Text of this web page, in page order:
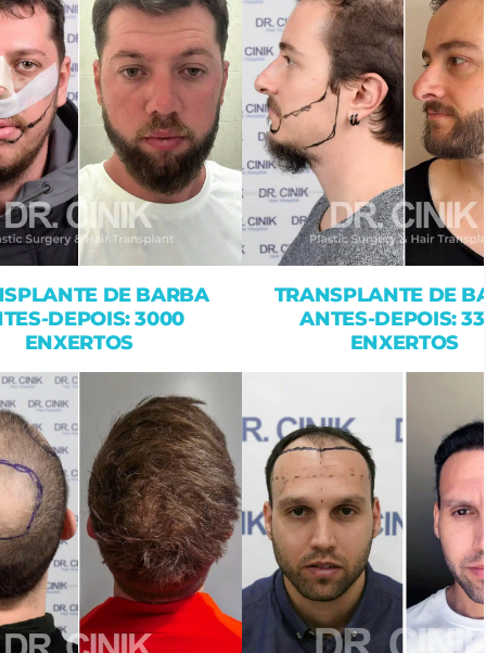
DE BARBA
DEPOIS: 3000
ENXERTOS
TRANSPLANTE DE
ANTES-DEPOIS:
ENXERTOS